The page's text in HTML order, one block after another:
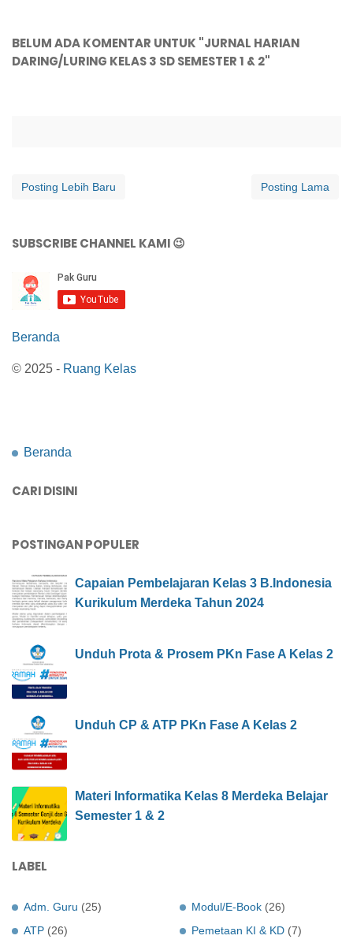
BELUM ADA KOMENTAR UNTUK "JURNAL HARIAN
DARING/LURING KELAS 3 SD SEMESTER 1 & 2"
Posting Lebih Baru Posting Lama
SUBSCRIBE CHANNEL KAMI 😉
Beranda
© 2025 - Ruang Kelas
Beranda
CARI DISINI
POSTINGAN POPULER
Capaian Pembelajaran Kelas 3 B.Indonesia
Kurikulum Merdeka Tahun 2024
Unduh Prota & Prosem PKn Fase A Kelas 2
Unduh CP & ATP PKn Fase A Kelas 2
Materi Informatika Kelas 8 Merdeka Belajar
Semester 1 & 2
LABEL
Adm. Guru (25)
ATP (26)
Modul/E-Book (26)
Pemetaan KI & KD (7)